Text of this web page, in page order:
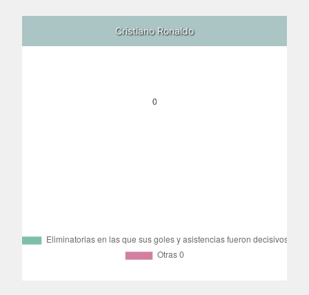
Cristiano Ronaldo